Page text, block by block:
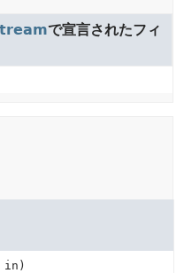
で宣言されたフィ
in)